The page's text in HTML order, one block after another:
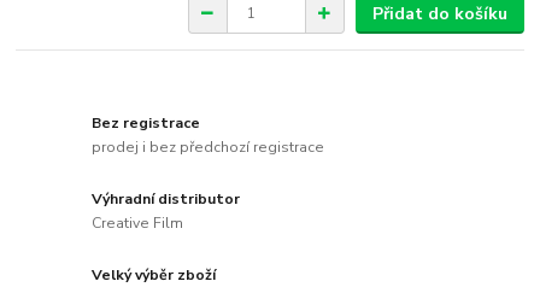
Přidat do košíku
Bez registrace
prodej i bez předchozí registrace
Výhradní distributor
Creative Film
Velký výběr zboží